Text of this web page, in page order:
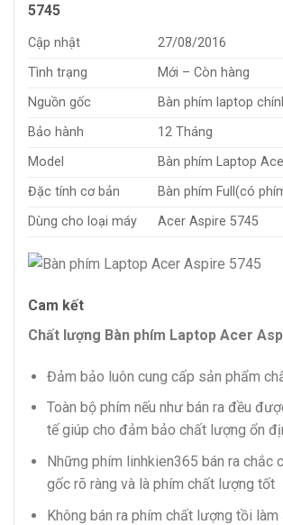
5745
Cập nhật
27/08/2016
Tình trạng
Mới – Còn hàng
Nguồn gốc
Bàn phím laptop
Bảo hành
12 Tháng
Model
Bàn phím Laptop
Đặc tính cơ bản
Bàn phím Full(có
Dùng cho loại máy
Acer Aspire 5745
Cam kết
Chất lượng Bàn phím Laptop Acer
Đảm bảo luôn cung cấp sản phẩm
Toàn bộ phím nếu như bán ra đều
tế giúp cho đảm bảo chất lượng ổn
Những phím linhkien365 bán ra chắc
gốc rõ ràng và là phím chất lượng tốt
Không bán ra phím chất lượng tồi làm